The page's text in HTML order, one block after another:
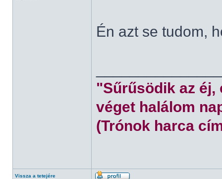
Én azt se tudom,
"Sűrűsödik az éj,
véget halálom
(Trónok harca
Vissza a tetejére